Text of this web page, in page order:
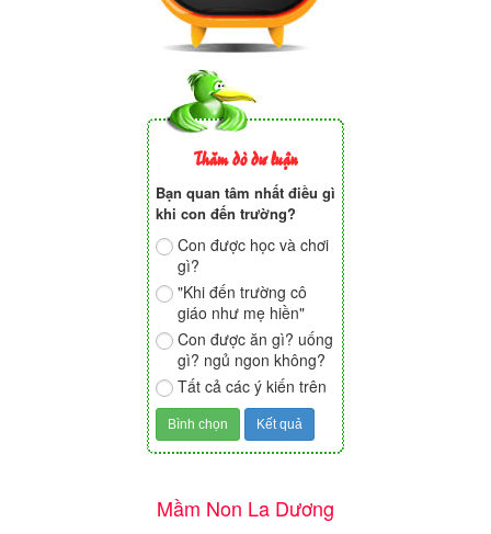
Thăm dò dư luận
Bạn quan tâm nhất điều gì
khi con đến trường?
Con được học và chơi
gì?
"Khi đến trường cô
giáo như mẹ hiền"
Con được ăn gì? uống
gì? ngủ ngon không?
Tất cả các ý kiến trên
Mầm Non La Dương